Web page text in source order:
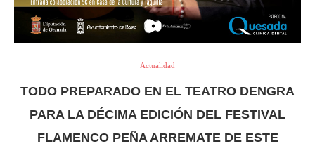
Actualidad
TODO PREPARADO EN EL TEATRO DENGRA
PARA LA DÉCIMA EDICIÓN DEL FESTIVAL
FLAMENCO PEÑA ARREMATE DE ESTE